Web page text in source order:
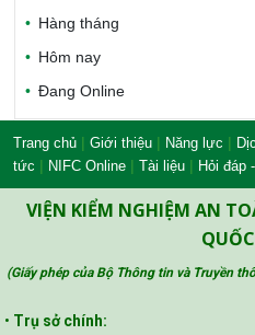
Công đoàn Y tế
Safe Food for
Hàng tháng
Hôm nay
Đang Online
Trang chủ | Giới thiệu | Năng lực |
tức | NIFC Online | Tài liệu | Hỏi đáp
VIỆN KIỂM NGHIỆM AN
(Giấy phép của Bộ Thông tin và Truyền
• Trụ sở chính: